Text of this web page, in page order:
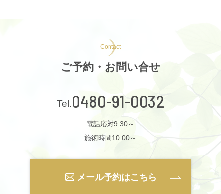
Contact
ご予約・お問い合せ
0480-91-0032
電話応対9:30～
施術時間10:00～
メール予約はこちら